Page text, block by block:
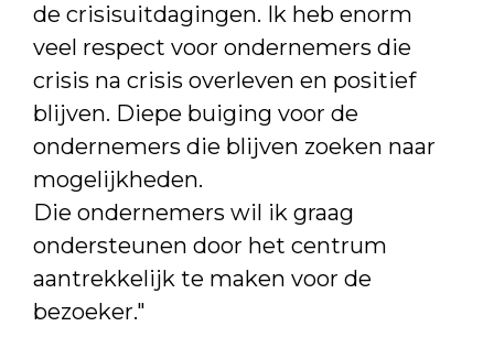
de crisisuitdagingen. Ik heb enorm
veel respect voor ondernemers die
crisis na crisis overleven en positief
blijven. Diepe buiging voor de
ondernemers die blijven zoeken naar
mogelijkheden.
Die ondernemers wil ik graag
ondersteunen door het centrum
aantrekkelijk te maken voor de
bezoeker."